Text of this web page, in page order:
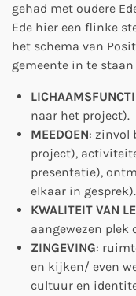
gehad met oudere
Ede hier een flinke
het schema van
gemeente in te
naar het project).
MEEDOEN: zinvol
project),
presentatie),
elkaar in gesprek).
KWALITEIT VAN
aangewezen
ZINGEVING:
en kijken/ even
cultuur en